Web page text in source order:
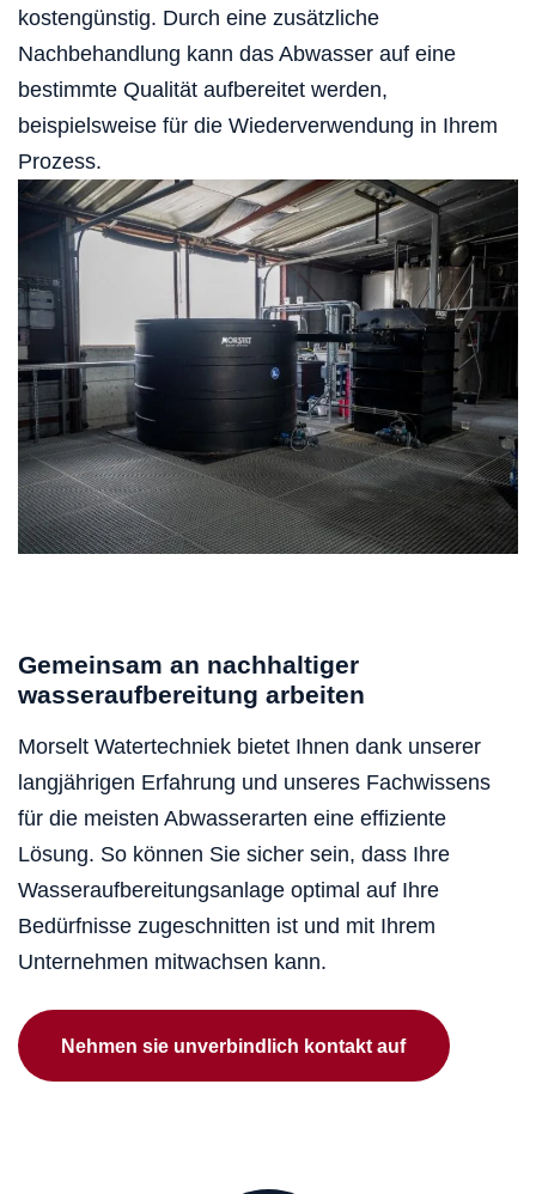
kostengünstig. Durch eine zusätzliche
Nachbehandlung kann das Abwasser auf eine
bestimmte Qualität aufbereitet werden,
beispielsweise für die Wiederverwendung in Ihrem
Prozess.
Gemeinsam an nachhaltiger
wasseraufbereitung arbeiten
Morselt Watertechniek bietet Ihnen dank unserer
langjährigen Erfahrung und unseres Fachwissens
für die meisten Abwasserarten eine effiziente
Lösung. So können Sie sicher sein, dass Ihre
Wasseraufbereitungsanlage optimal auf Ihre
Bedürfnisse zugeschnitten ist und mit Ihrem
Unternehmen mitwachsen kann.
Nehmen sie unverbindlich kontakt auf